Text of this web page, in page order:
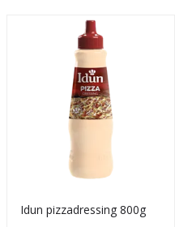
Idun pizzadressing 800g